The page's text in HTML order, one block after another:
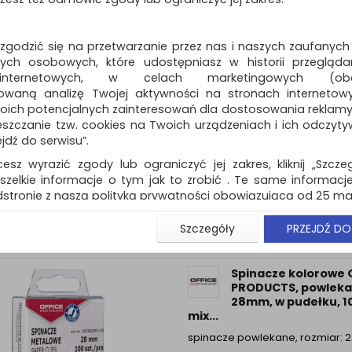
28mm
Spinacze metalowe
PRODUCTS Zebra,
powlekane, 50mm,
spinacze powlekane "Zebra",
50mm
Dostępność: 3 dni
Spinacze kolorowe
PRODUCTS,
28mm, w pudełku,
mix...
spinacze powlekane, rozmiar:
się na przetwarzanie przez nas i naszych
osobowych, które udostępniasz w historii
w celach marketingowych
analizę Twojej aktywności na stronach
potencjalnych zainteresowań dla dostosowania
tzw. cookies na Twoich urządzeniach i ich
do serwisu”.
wyrazić zgody lub ograniczyć jej zakres, kliknij
informacje o tym jak to zrobić . Te same
z naszą polityką prywatności obowiązującą od 25
użytkowników zalogowanych, aby umożliwić
i związane z tym prawidłowe działanie naszej
np. wysłanie potwierdzenia zamówienia na
Państwu prawidłowych informacji o promocjach
ważna jest Państwa wcześniejsza zgoda której
zgoda jest dobrowolna i można ją w dowolnym
(rozwiń)
Szczegóły PRZEJDŹ